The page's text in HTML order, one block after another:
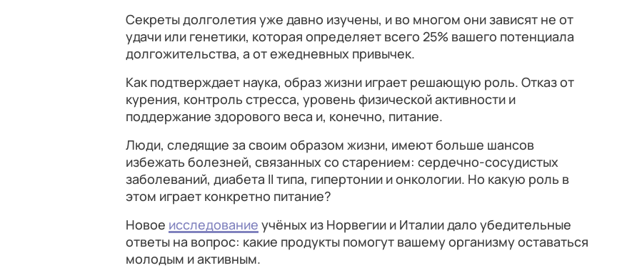
Секреты долголетия уже давно изучены, и во многом они зависят не от
удачи или генетики, которая определяет всего 25% вашего потенциала
долгожительства, а от ежедневных привычек.
Как подтверждает наука, образ жизни играет решающую роль. Отказ от
курения, контроль стресса, уровень физической активности и
поддержание здорового веса и, конечно, питание.
Люди, следящие за своим образом жизни, имеют больше шансов
избежать болезней, связанных со старением: сердечно-сосудистых
заболеваний, диабета II типа, гипертонии и онкологии. Но какую роль в
этом играет конкретно питание?
Новое исследование учёных из Норвегии и Италии дало убедительные
ответы на вопрос: какие продукты помогут вашему организму оставаться
молодым и активным.